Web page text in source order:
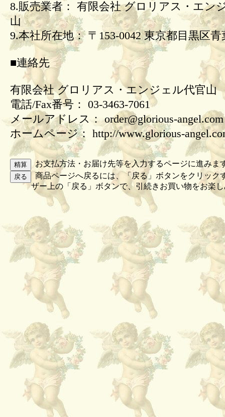
8.販売業者： 有限会社 グロリアス・エン
山
9.本社所在地： 〒153-0042 東京都目黒区青
■連絡先
有限会社 グロリアス・エンジェル代官山
電話/Fax番号： 03-3463-7061
メールアドレス： order@glorious-angel.com
ホームページ： http://www.glorious-
お支払方法・お届け先等を入力するページに進みま
商品ページへ戻るには、「戻る」ボタンをクリック
ザー上の「戻る」ボタンで、引続きお買い物をお楽